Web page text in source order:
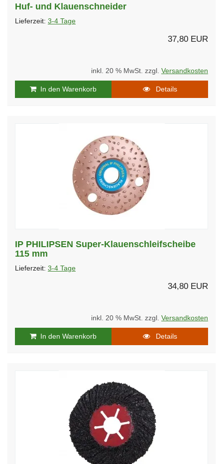
Huf- und Klauenschneider
Lieferzeit: 3-4 Tage
37,80 EUR
inkl. 20 % MwSt. zzgl. Versandkosten
In den Warenkorb Details
IP PHILIPSEN Super-Klauenschleifscheibe
115 mm
Lieferzeit: 3-4 Tage
34,80 EUR
inkl. 20 % MwSt. zzgl. Versandkosten
In den Warenkorb Details